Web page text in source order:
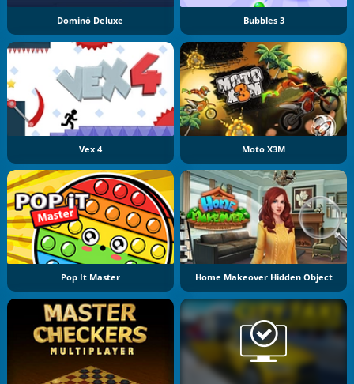
Dominó Deluxe Bubbles 3
Vex 4 Moto X3M
Pop It Master Home Makeover Hidden Object